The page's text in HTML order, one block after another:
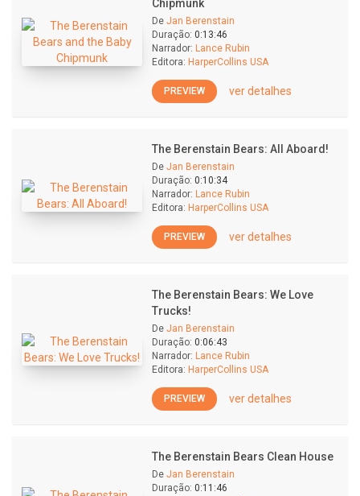
Chipmunk
De Jan Berenstain
Duração: 0:13:46
Narrador: Lance Rubin
Editora: HarperCollins USA
PREVIEW ver detalhes
The Berenstain Bears: All Aboard!
De Jan Berenstain
Duração: 0:10:34
Narrador: Lance Rubin
Editora: HarperCollins USA
PREVIEW ver detalhes
The Berenstain Bears: We Love
Trucks!
De Jan Berenstain
Duração: 0:06:43
Narrador: Lance Rubin
Editora: HarperCollins USA
PREVIEW ver detalhes
The Berenstain Bears Clean House
De Jan Berenstain
Duração: 0:11:46